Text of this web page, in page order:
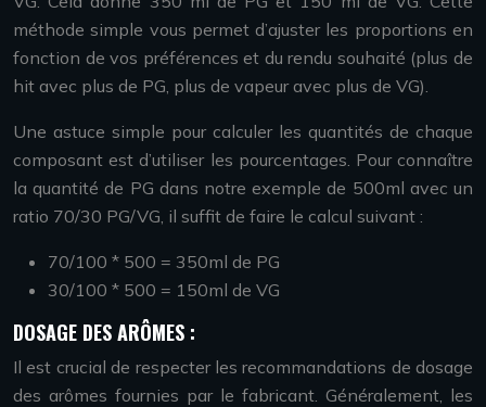
méthode simple vous permet d’ajuster les proportions en
fonction de vos préférences et du rendu souhaité (plus de
hit avec plus de PG, plus de vapeur avec plus de VG).
Une astuce simple pour calculer les quantités de chaque
composant est d’utiliser les pourcentages. Pour connaître
la quantité de PG dans notre exemple de 500ml avec un
ratio 70/30 PG/VG, il suffit de faire le calcul suivant :
70/100 * 500 = 350ml de PG
30/100 * 500 = 150ml de VG
DOSAGE DES ARÔMES :
Il est crucial de respecter les recommandations de dosage
des arômes fournies par le fabricant. Généralement, les